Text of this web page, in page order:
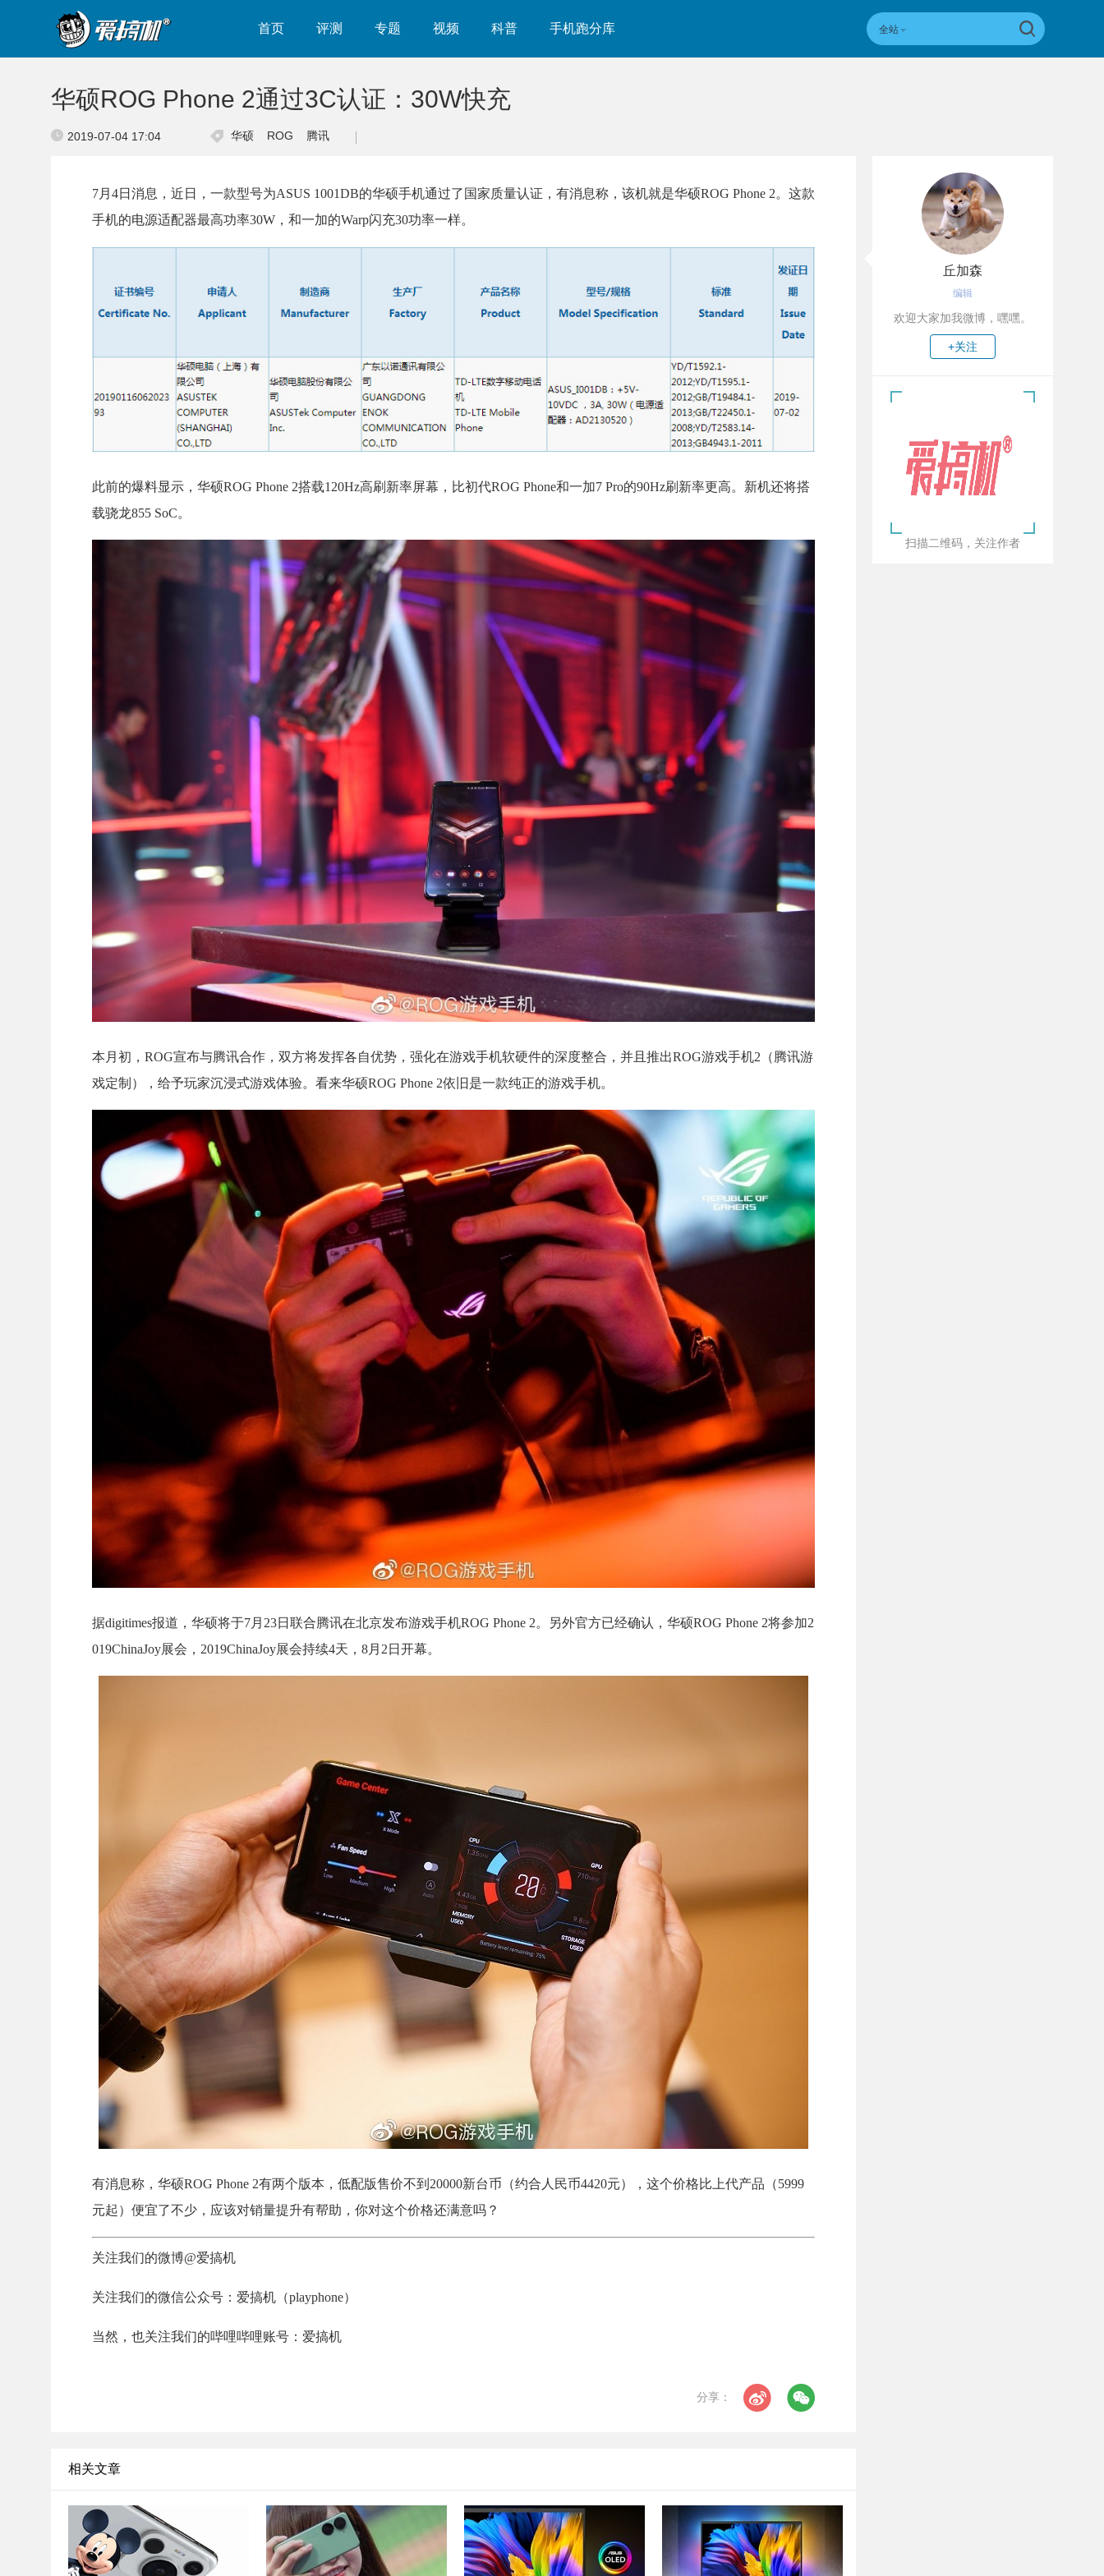
首页 评测 专题 视频 科普 手机跑分库 全站
华硕ROG Phone 2通过3C认证：30W快充
2019-07-04 17:04 华硕 ROG 腾讯
7月4日消息，近日，一款型号为ASUS 1001DB的华硕手机通过了国家质量认证，有消息称，该机就是华硕ROG Phone 2。这款
手机的电源适配器最高功率30W，和一加的Warp闪充30功率一样。
此前的爆料显示，华硕ROG Phone 2搭载120Hz高刷新率屏幕，比初代ROG Phone和一加7 Pro的90Hz刷新率更高。新机还将搭
载骁龙855 SoC。
本月初，ROG宣布与腾讯合作，双方将发挥各自优势，强化在游戏手机软硬件的深度整合，并且推出ROG游戏手机2（腾讯游
戏定制），给予玩家沉浸式游戏体验。看来华硕ROG Phone 2依旧是一款纯正的游戏手机。
据digitimes报道，华硕将于7月23日联合腾讯在北京发布游戏手机ROG Phone 2。另外官方已经确认，华硕ROG Phone 2将参加2
019ChinaJoy展会，2019ChinaJoy展会持续4天，8月2日开幕。
有消息称，华硕ROG Phone 2有两个版本，低配版售价不到20000新台币（约合人民币4420元），这个价格比上代产品（5999
元起）便宜了不少，应该对销量提升有帮助，你对这个价格还满意吗？
关注我们的微博@爱搞机
关注我们的微信公众号：爱搞机（playphone）
当然，也关注我们的哔哩哔哩账号：爱搞机
分享：
相关文章
丘加森
编辑
欢迎大家加我微博，嘿嘿。
+关注
扫描二维码，关注作者